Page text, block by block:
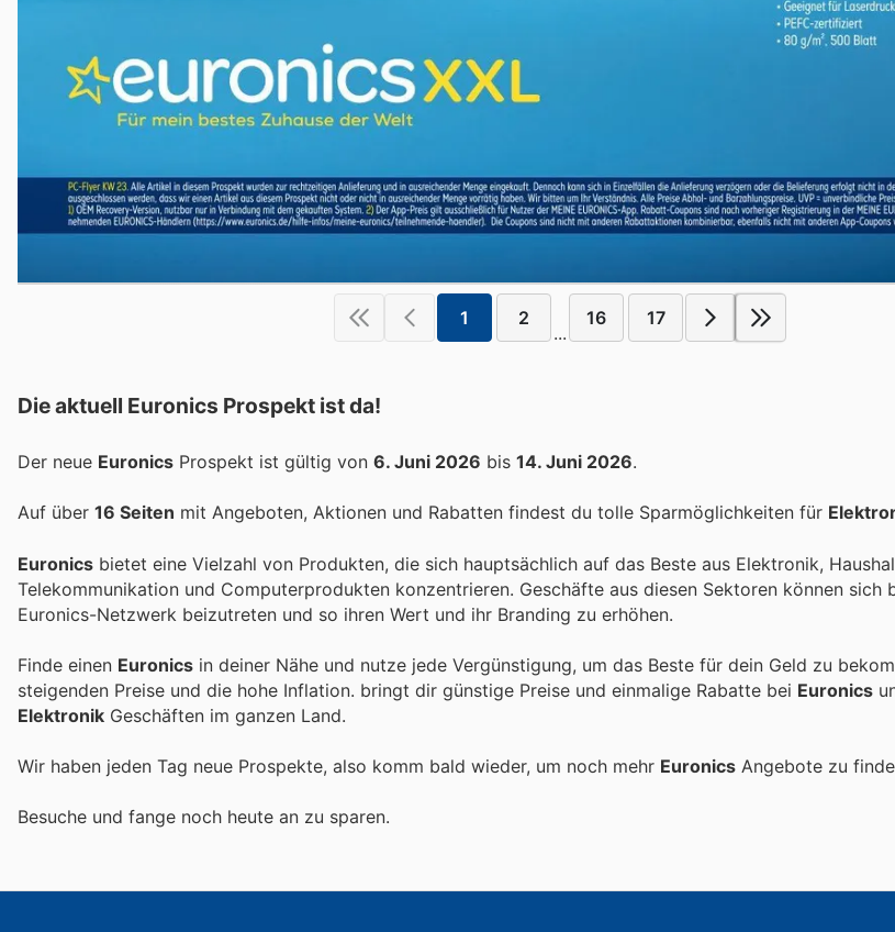
1 2
...
16 17
Die aktuell Euronics Prospekt ist da!
Der neue Euronics Prospekt ist gültig von 6. Juni 2026 bis 14. Juni 2026.
Auf über 16 Seiten mit Angeboten, Aktionen und Rabatten findest du tolle Sparmöglichkeiten für
Euronics bietet eine Vielzahl von Produkten, die sich hauptsächlich auf das Beste aus Elektronik,
Telekommunikation und Computerprodukten konzentrieren. Geschäfte aus diesen Sektoren können sich
Euronics-Netzwerk beizutreten und so ihren Wert und ihr Branding zu erhöhen.
Finde einen Euronics in deiner Nähe und nutze jede Vergünstigung, um das Beste für dein Geld zu
steigenden Preise und die hohe Inflation. bringt dir günstige Preise und einmalige Rabatte bei Euronics
Elektronik Geschäften im ganzen Land.
Wir haben jeden Tag neue Prospekte, also komm bald wieder, um noch mehr Euronics Angebote zu
Besuche und fange noch heute an zu sparen.